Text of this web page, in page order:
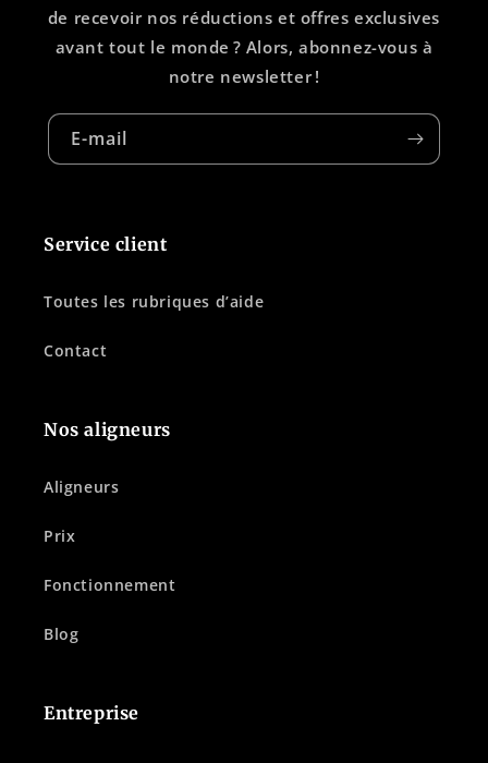
de recevoir nos réductions et offres exclusives
avant tout le monde ? Alors, abonnez-vous à
notre newsletter !
E-mail
Service client
Toutes les rubriques d’aide
Contact
Nos aligneurs
Aligneurs
Prix
Fonctionnement
Blog
Entreprise